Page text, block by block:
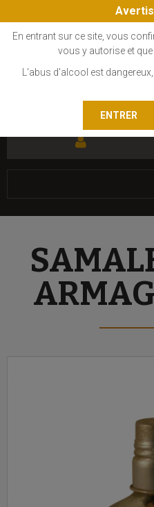
En entrant sur ce site, vous
vous y autorise et
L'abus d'alcool est